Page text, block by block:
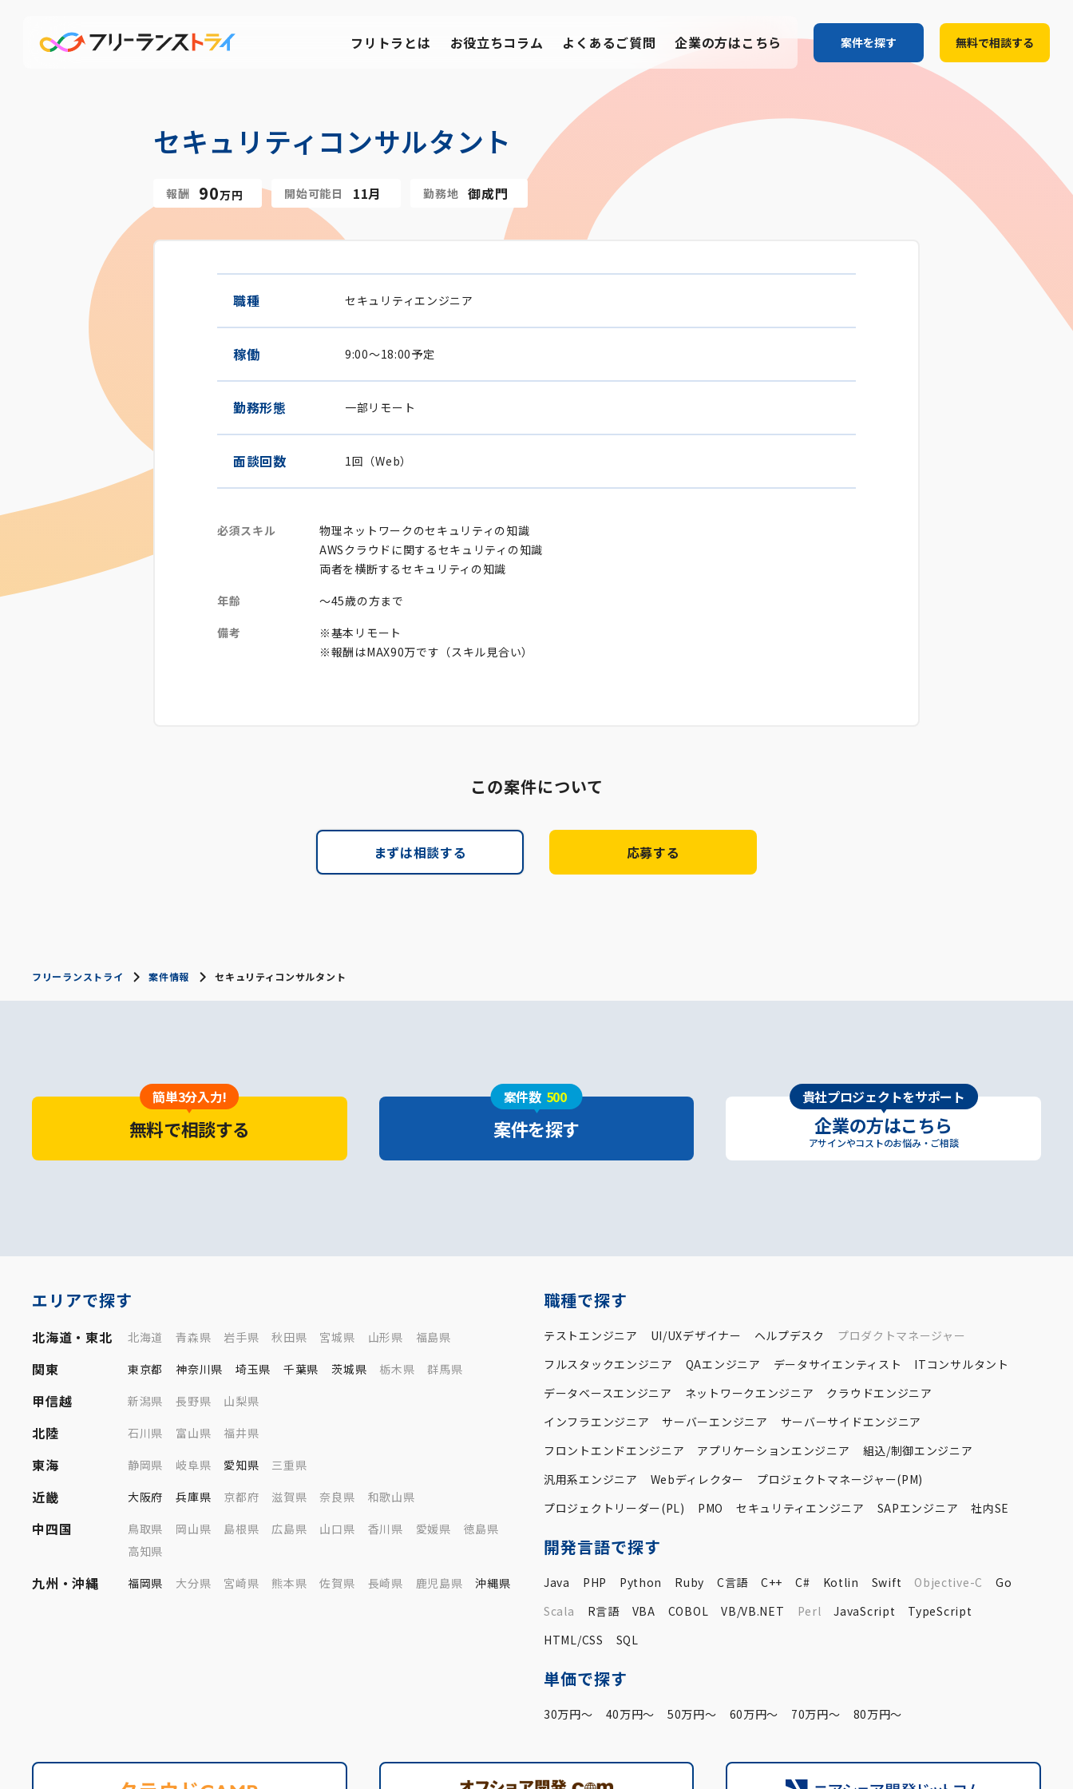
フリトラとは お役立ちコラム よくあるご質問 企業の方はこちら 案件を探す 無料で相談する
セキュリティコンサルタント
報酬 90万円 開始可能日 11月 勤務地 御成門
職種 セキュリティエンジニア
稼働 9:00～18:00予定
勤務形態 一部リモート
面談回数 1回（Web）
必須スキル
物理ネットワークのセキュリティの知識
AWSクラウドに関するセキュリティの知識
両者を横断するセキュリティの知識
年齢
～45歳の方まで
備考
※基本リモート
※報酬はMAX90万です（スキル見合い）
この案件について
まずは相談する 応募する
フリーランストライ 案件情報 セキュリティコンサルタント
簡単3分入力!
無料で相談する
案件数 500
案件を探す
貴社プロジェクトをサポート
企業の方はこちら
アサインやコストのお悩み・ご相談
エリアで探す
北海道・東北 北海道 青森県 岩手県 秋田県 宮城県 山形県 福島県
関東 東京都 神奈川県 埼玉県 千葉県 茨城県 栃木県 群馬県
甲信越 新潟県 長野県 山梨県
北陸 石川県 富山県 福井県
東海 静岡県 岐阜県 愛知県 三重県
近畿 大阪府 兵庫県 京都府 滋賀県 奈良県 和歌山県
中四国 鳥取県 岡山県 島根県 広島県 山口県 香川県 愛媛県
徳島県
高知県
九州・沖縄 福岡県 大分県 宮崎県 熊本県 佐賀県 長崎県 鹿児島県 沖縄県
職種で探す
テストエンジニア UI/UXデザイナー ヘルプデスク
プロダクトマネージャー
フルスタックエンジニア
QAエンジニア データサイエンティスト
ITコンサルタント
データベースエンジニア
ネットワークエンジニア
クラウドエンジニア
インフラエンジニア
サーバーエンジニア
サーバーサイドエンジニア
フロントエンドエンジニア
アプリケーションエンジニア
組込/制御エンジニア
汎用系エンジニア
Webディレクター
プロジェクトマネージャー(PM)
プロジェクトリーダー(PL)
PMO セキュリティエンジニア SAPエンジニア 社内SE
開発言語で探す
Java PHP Python Ruby C言語 C++ C# Kotlin Swift Objective-C
Go
Scala
R言語 VBA COBOL VB/VB.NET Perl JavaScript
TypeScript
HTML/CSS
SQL
単価で探す
30万円〜 40万円〜 50万円〜 60万円〜 70万円〜 80万円〜